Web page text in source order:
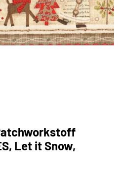
Let it Snow,